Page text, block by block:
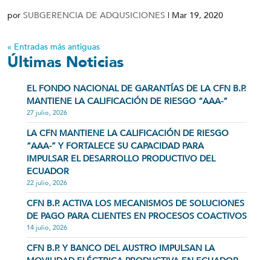
por SUBGERENCIA DE ADQUSICIONES | Mar 19, 2020
« Entradas más antiguas
Últimas Noticias
EL FONDO NACIONAL DE GARANTÍAS DE LA CFN B.P.
MANTIENE LA CALIFICACIÓN DE RIESGO “AAA-”
27 julio, 2026
LA CFN MANTIENE LA CALIFICACIÓN DE RIESGO
“AAA-” Y FORTALECE SU CAPACIDAD PARA
IMPULSAR EL DESARROLLO PRODUCTIVO DEL
ECUADOR
22 julio, 2026
CFN B.P. ACTIVA LOS MECANISMOS DE SOLUCIONES
DE PAGO PARA CLIENTES EN PROCESOS COACTIVOS
14 julio, 2026
CFN B.P. Y BANCO DEL AUSTRO IMPULSAN LA